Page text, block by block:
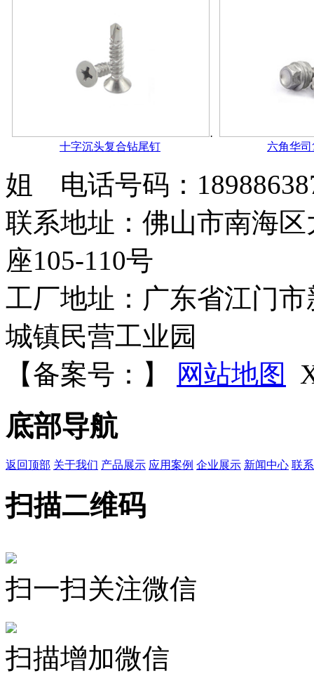
十字沉头复合钻尾钉 六角华
姐 电话号码：
联系地址：佛山市南海
座105-110号
工厂地址：广东省江门
城镇民营工业园
【备案号： 】 网站地图
底部导航
返回顶部 关于我们 产品展示 应用案例 企业展示 新闻中心 联
扫描二维码
扫一扫关注微信
扫描增加微信